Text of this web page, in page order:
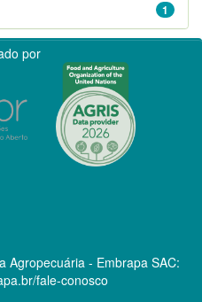
1
por
Agropecuária - Embrapa SAC:
fale-conosco